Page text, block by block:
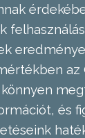
az
és